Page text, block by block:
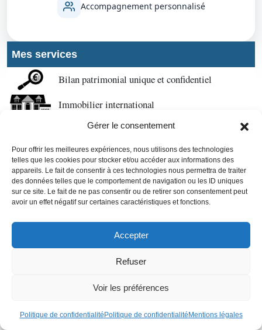
Gérer le consentement
Pour offrir les meilleures expériences, nous utilisons des technologies
telles que les cookies pour stocker et/ou accéder aux informations des
appareils. Le fait de consentir à ces technologies nous permettra de traiter
des données telles que le comportement de navigation ou les ID uniques
sur ce site. Le fait de ne pas consentir ou de retirer son consentement peut
avoir un effet négatif sur certaines caractéristiques et fonctions.
Accepter
Refuser
Voir les préférences
Politique de confidentialité Politique de confidentialité Mentions légales
Accompagnement personnalisé
Mes services
Bilan patrimonial unique et confidentiel
Immobilier international
Expatriation et retraite à l'étranger
Qui suis-je
Je suis Cyril Jarnias, expert en gestion de patrimoine
indépendant depuis plus de 20 ans. J'aide particuliers et chefs
patrimoine en toute sérénité ». J'interviens dans de nombreux
médias sur le patrimoine : BFM Business, La Tribune, Les
DANS LA PRESSE